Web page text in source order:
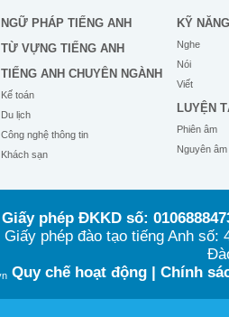
NGỮ PHÁP TIẾNG ANH
TỪ VỰNG TIẾNG ANH
TIẾNG ANH CHUYÊN NGÀNH
Kế toán
Du lịch
Công nghệ thông tin
Khách sạn
KỸ NĂNG
Nghe
Nói
Viết
LUYỆN
Phiên âm
Nguyên âm
Giấy phép ĐKKD số:
Giấy phép đào tạo tiếng Anh
Quy chế hoạt động| Chính